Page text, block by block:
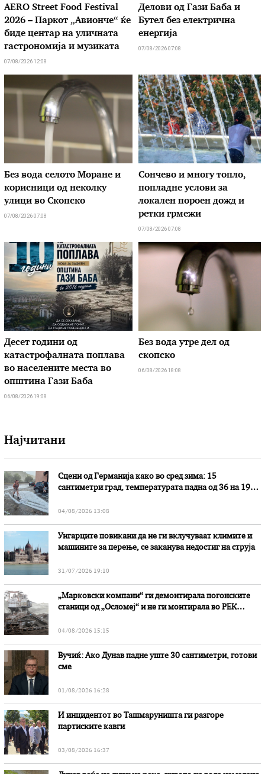
AERO Street Food Festival
2026 – Паркот „Авионче“ ќе
биде центар на уличната
гастрономија и музиката
07/08/2026 12:08
Делови од Гази Баба и
Бутел без електрична
енергија
07/08/2026 07:08
Без вода селото Моране и
корисници од неколку
улици во Скопско
07/08/2026 07:08
Сончево и многу топло,
попладне услови за
локален пороен дожд и
ретки грмежи
07/08/2026 07:08
Десет години од
катастрофалната поплава
во населените места во
општина Гази Баба
06/08/2026 19:08
Без вода утре дел од
скопско
06/08/2026 18:08
Најчитани
Сцени од Германија како во сред зима: 15
сантиметри град, температурата падна од 36 на 19
04/08/2026 13:08
Унгарците повикани да не ги вклучуваат климите и
машините за перење, се заканува недостиг на струја
31/07/2026 19:10
„Марковски компани“ ги демонтирала погонските
станици од „Осломеј“ и не ги монтирала во РЕК
04/08/2026 15:15
Вучиќ: Ако Дунав падне уште 30 сантиметри, готови
сме
01/08/2026 16:28
И инцидентот во Ташмаруништa ги разгоре
партиските кавги
03/08/2026 16:37